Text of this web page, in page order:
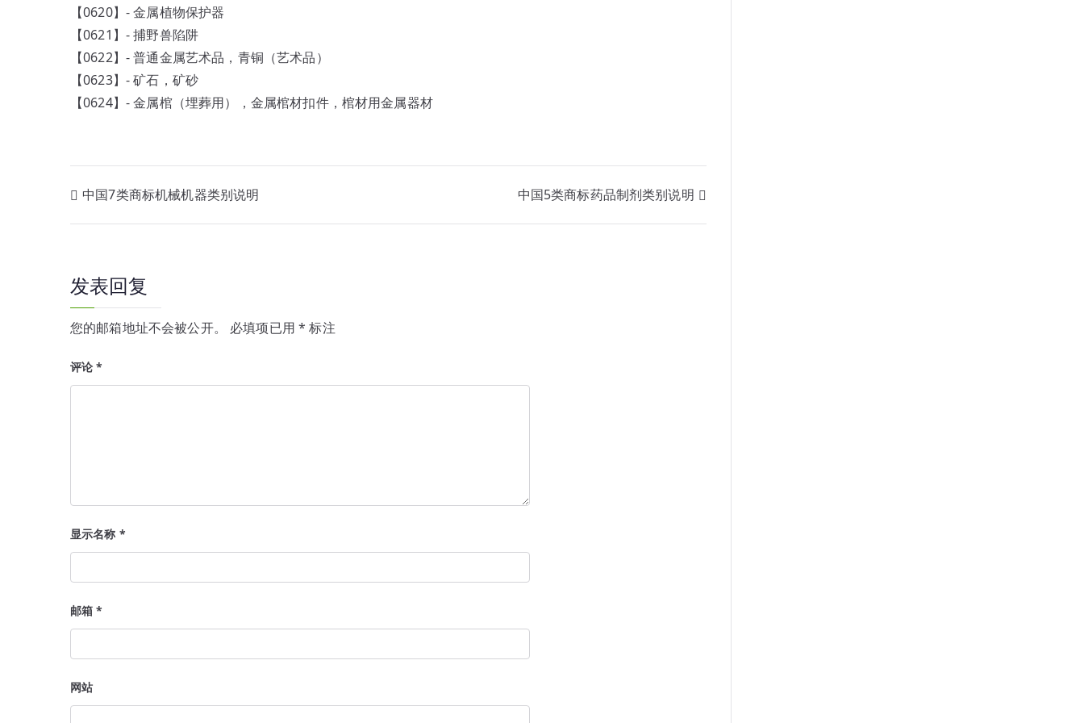
【0620】- 金属植物保护器
【0621】- 捕野兽陷阱
【0622】- 普通金属艺术品，青铜（艺术品）
【0623】- 矿石，矿砂
【0624】- 金属棺（埋葬用），金属棺材扣件，棺材用金属器材
文
章
航
中国7类商标机械机器类别说明 中国5类商标药品制剂类别说明
发表回复
您的邮箱地址不会被公开。 必填项已用* 标注
评论*
显示名称 *
邮箱*
网站